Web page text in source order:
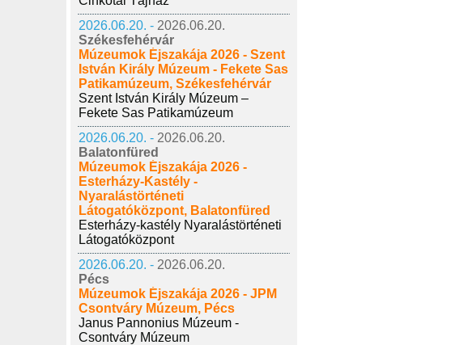
2026.06.20. - 2026.06.20.
Székesfehérvár
Múzeumok Éjszakája 2026 - Szent
István Király Múzeum - Fekete Sas
Patikamúzeum, Székesfehérvár
Szent István Király Múzeum –
Fekete Sas Patikamúzeum
2026.06.20. - 2026.06.20.
Balatonfüred
Múzeumok Éjszakája 2026 -
Esterházy-Kastély -
Nyaralástörténeti
Látogatóközpont, Balatonfüred
Esterházy-kastély Nyaralástörténeti
Látogatóközpont
2026.06.20. - 2026.06.20.
Pécs
Múzeumok Éjszakája 2026 - JPM
Csontváry Múzeum, Pécs
Janus Pannonius Múzeum -
Csontváry Múzeum